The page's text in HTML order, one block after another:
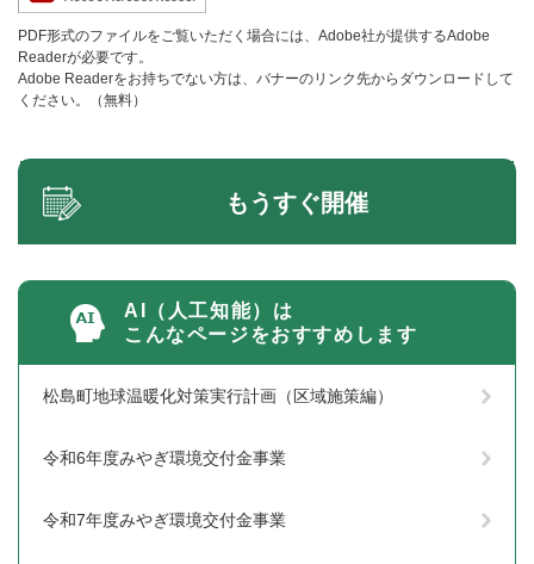
PDF形式のファイルをご覧いただく場合には、Adobe社が提供するAdobe
Readerが必要です。
Adobe Readerをお持ちでない方は、バナーのリンク先からダウンロードして
ください。（無料）
もうすぐ開催
AI（人工知能）は
こんなページをおすすめします
松島町地球温暖化対策実行計画（区域施策編）
令和6年度みやぎ環境交付金事業
令和7年度みやぎ環境交付金事業